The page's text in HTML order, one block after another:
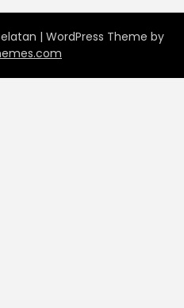
| WordPress Theme by